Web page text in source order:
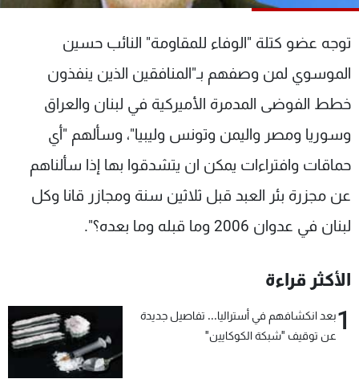
توجه عضو كتلة "الوفاء للمقاومة" النائب حسين
الموسوي لمن وصفهم بـ"المنافقين الذين ينفذون
خطط الفوضى المدمرة الأميركية في لبنان والعراق
وسوريا ومصر واليمن وتونس وليبيا"، وسألهم "أي
حماقات وافتراءات يمكن ان يتشدقوا بها إذا سألناهم
عن مجزرة بئر العبد قبل ثلاثين سنة ومجازر قانا وكل
لبنان في عدوان 2006 وما قبله وما بعده؟".
الأكثر قراءة
1بعد انكشافهم في أستراليا... تفاصيل جديدة
عن توقيف "شبكة الكوكايين"
شاهد البرامج
عن MTV
الإنـتـاج
وظائف
تواصل معنا
شروط الإسـتخدام
سياسة الخصوصية